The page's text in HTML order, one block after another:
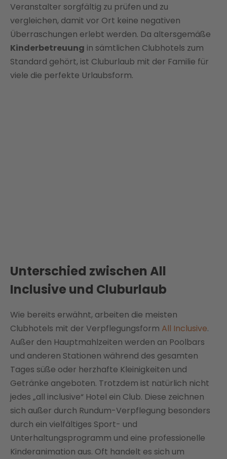
Veranstalter sorgfältig zu prüfen und zu
vergleichen, damit vor Ort keine negativen
Überraschungen erlebt werden. Da altersgemäße
Kinderbetreuung in sämtlichen Clubhotels zum
Standard gehört, ist Cluburlaub mit der Familie für
viele die perfekte Urlaubsform.
Unterschied zwischen All
Inclusive und Cluburlaub
Wie bereits erwähnt, arbeiten die meisten
Clubhotels mit der Verpflegungsform All Inclusive.
Außer den Hauptmahlzeiten werden an Poolbars
und anderen Stationen während des gesamten
Tages süße oder herzhafte Kleinigkeiten und
Getränke angeboten. Trotzdem ist natürlich nicht
jedes „all inclusive“ Hotel ein Club. Diese zeichnen
sich außer durch Rundum-Verpflegung besonders
durch ein vielfältiges Sport- und
Unterhaltungsprogramm und eine professionelle
Kinderanimation aus. Oft handelt es sich um